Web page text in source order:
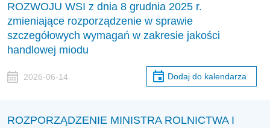
ROZWOJU WSI z dnia 8 grudnia 2025 r.
zmieniające rozporządzenie w sprawie
szczegółowych wymagań w zakresie jakości
handlowej miodu
2026-06-14 Dodaj do kalendarza
ROZPORZĄDZENIE MINISTRA ROLNICTWA I